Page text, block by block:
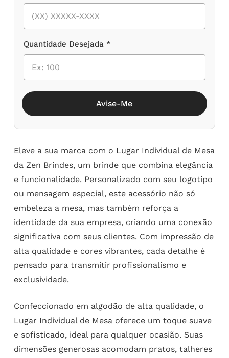
Quantidade Desejada *
Avise-Me
Eleve a sua marca com o Lugar Individual de Mesa
da Zen Brindes, um brinde que combina elegância
e funcionalidade. Personalizado com seu logotipo
ou mensagem especial, este acessório não só
embeleza a mesa, mas também reforça a
identidade da sua empresa, criando uma conexão
significativa com seus clientes. Com impressão de
alta qualidade e cores vibrantes, cada detalhe é
pensado para transmitir profissionalismo e
exclusividade.
Confeccionado em algodão de alta qualidade, o
Lugar Individual de Mesa oferece um toque suave
e sofisticado, ideal para qualquer ocasião. Suas
dimensões generosas acomodam pratos, talheres